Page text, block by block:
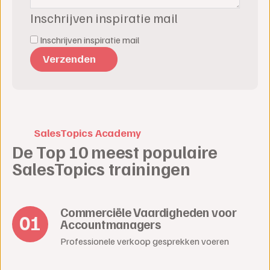
Inschrijven inspiratie mail
Inschrijven inspiratie mail
SalesTopics Academy
De Top 10 meest populaire
SalesTopics trainingen
Commerciële Vaardigheden voor
Accountmanagers
Professionele verkoop gesprekken voeren